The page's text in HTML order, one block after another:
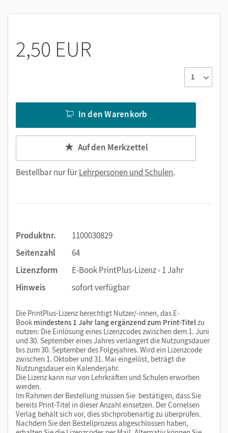
2,50 EUR
In den Warenkorb
Auf den Merkzettel
Bestellbar nur fürLehrpersonen und Schulen.
Produktnr.
1100030829
Seitenzahl
64
Lizenzform
E-Book PrintPlus-Lizenz - 1 Jahr
Hinweis
sofort verfügbar
Die PrintPlus-Lizenz berechtigt Nutzer/-innen, das E-
Book mindestens 1 Jahr lang ergänzend zum Print-Titelzu
nutzen: Die Einlösung eines Lizenzcodes zwischen dem 1. Juni
und 30. September eines Jahres verlängert die Nutzungsdauer
bis zum 30. September des Folgejahres. Wird ein Lizenzcode
zwischen 1. Oktober und 31. Mai eingelöst, beträgt die
Nutzungsdauer ein Kalenderjahr.
Die Lizenz kann nur von Lehrkräften und Schulen erworben
werden.
Im Rahmen der Bestellung müssen Sie bestätigen, dass Sie
bereits Print-Titel in dieser Anzahl einsetzen. Der Cornelsen
Verlag behält sich vor, dies stichprobenartig zu überprüfen.
Nachdem Sie den Bestellprozess abgeschlossen haben,